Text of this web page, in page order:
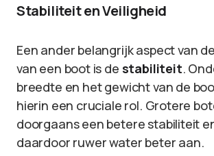
Stabiliteit en Veiligheid
Een ander belangrijk aspect van
van een boot is de stabiliteit.
breedte en het gewicht van de
hierin een cruciale rol. Grotere
doorgaans een betere stabiliteit
daardoor ruwer water beter aan.